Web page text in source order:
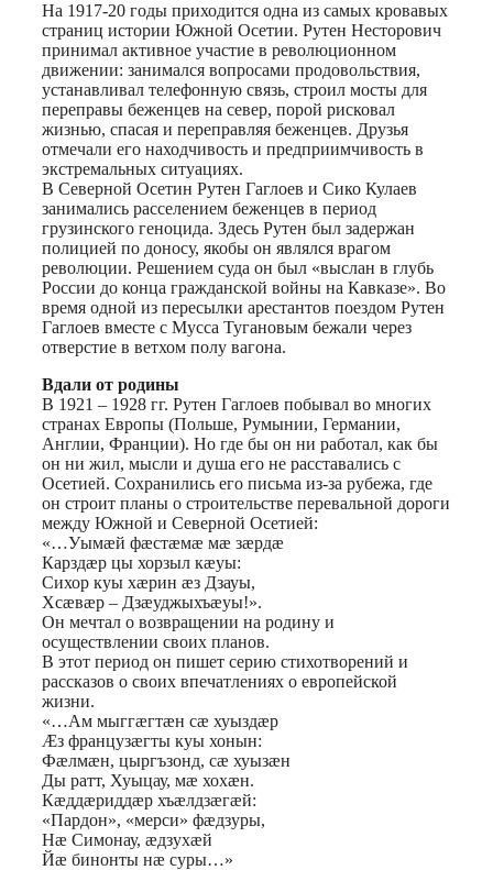
На 1917-20 годы приходится одна из самых кровавых
страниц истории Южной Осетии. Рутен Несторович
принимал активное участие в революционном
движении: занимался вопросами продовольствия,
устанавливал телефонную связь, строил мосты для
переправы беженцев на север, порой рисковал
жизнью, спасая и переправляя беженцев. Друзья
отмечали его находчивость и предприимчивость в
экстремальных ситуациях.
В Северной Осетин Рутен Гаглоев и Сико Кулаев
занимались расселением беженцев в период
грузинского геноцида. Здесь Рутен был задержан
полицией по доносу, якобы он являлся врагом
революции. Решением суда он был «выслан в глубь
России до конца гражданской войны на Кавказе». Во
время одной из пересылки арестантов поездом Рутен
Гаглоев вместе с Мусса Тугановым бежали через
отверстие в ветхом полу вагона.
Вдали от родины
В 1921 – 1928 гг. Рутен Гаглоев побывал во многих
странах Европы (Польше, Румынии, Германии,
Англии, Франции). Но где бы он ни работал, как бы
он ни жил, мысли и душа его не расставались с
Осетией. Сохранились его письма из-за рубежа, где
он строит планы о строительстве перевальной дороги
между Южной и Северной Осетией:
«…Уымæй фæстæмæ мæ зæрдæ
Карздæр цы хорзыл кæуы:
Сихор куы хæрин æз Дзауы,
Хсæвæр – Дзæуджыхъæуы!».
Он мечтал о возвращении на родину и
осуществлении своих планов.
В этот период он пишет серию стихотворений и
рассказов о своих впечатлениях о европейской
жизни.
«…Ам мыггæгтæн сæ хуыздæр
Æз французæгты куы хонын:
Фæлмæн, цыргъзонд, сæ хуызæн
Ды paтт, Хуыцау, мæ хохæн.
Кæддæриддæр хъæлдзæгæй:
«Пардон», «мерси» фæдзуры,
Нæ Симонау, æдзухæй
Йæ бинонты нæ суры…»